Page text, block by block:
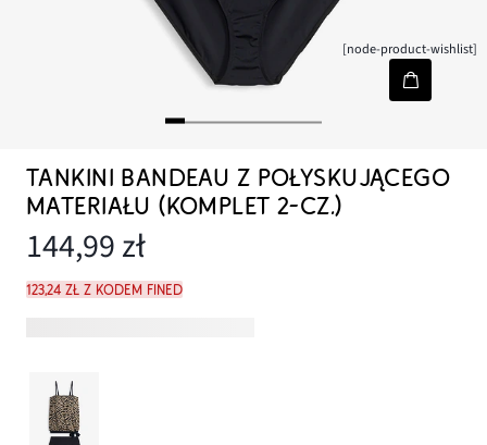
[node-product-wishlist]
TANKINI BANDEAU Z POŁYSKUJĄCEGO
MATERIAŁU (KOMPLET 2-CZ.)
144,99 zł
123,24 zł z kodem FINED